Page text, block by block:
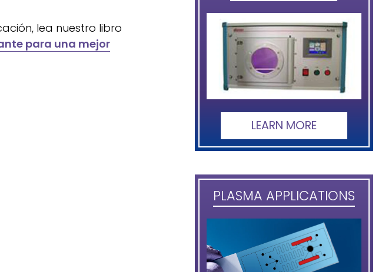
lea nuestro libro
para una mejor
LEARN MORE
PLASMA APPLICATIONS